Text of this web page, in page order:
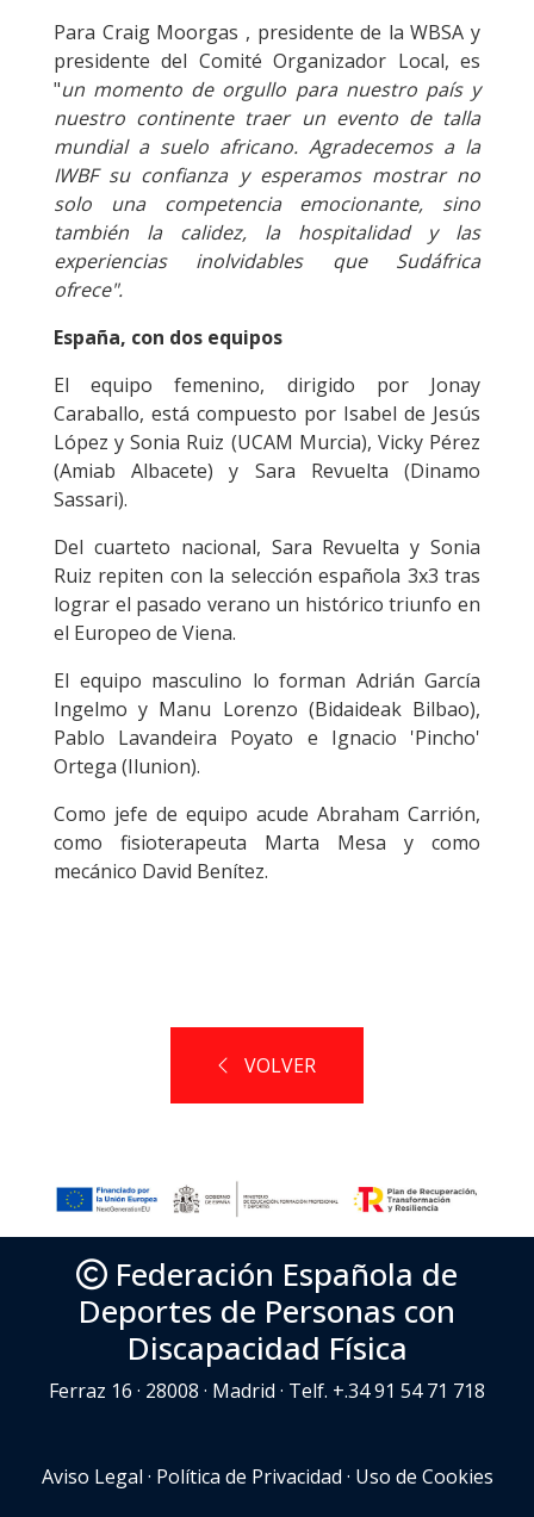
Para Craig Moorgas , presidente de la WBSA y
presidente del Comité Organizador Local, es
"un momento de orgullo para nuestro país y
nuestro continente traer un evento de talla
mundial a suelo africano. Agradecemos a la
IWBF su confianza y esperamos mostrar no
solo una competencia emocionante, sino
también la calidez, la hospitalidad y las
experiencias inolvidables que Sudáfrica
ofrece".
España, con dos equipos
El equipo femenino, dirigido por Jonay
Caraballo, está compuesto por Isabel de Jesús
López y Sonia Ruiz (UCAM Murcia), Vicky Pérez
(Amiab Albacete) y Sara Revuelta (Dinamo
Sassari).
Del cuarteto nacional, Sara Revuelta y Sonia
Ruiz repiten con la selección española 3x3 tras
lograr el pasado verano un histórico triunfo en
el Europeo de Viena.
El equipo masculino lo forman Adrián García
Ingelmo y Manu Lorenzo (Bidaideak Bilbao),
Pablo Lavandeira Poyato e Ignacio 'Pincho'
Ortega (Ilunion).
Como jefe de equipo acude Abraham Carrión,
como fisioterapeuta Marta Mesa y como
mecánico David Benítez.
VOLVER
Federación Española de
Deportes de Personas con
Discapacidad Física
Ferraz 16 · 28008 · Madrid · Telf. +.34 91 54 71 718
Aviso Legal · Política de Privacidad · Uso de Cookies